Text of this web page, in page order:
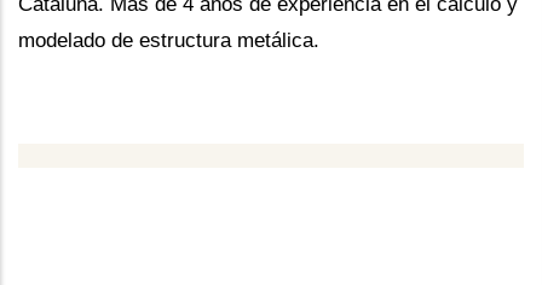
modelado de estructura metálica.